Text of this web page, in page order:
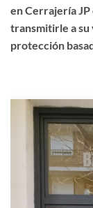
en Cerrajería JP
transmitirle a su
protección